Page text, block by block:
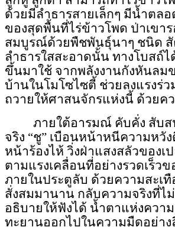
ด้วยมีลำธารสายเล็กๆ มีน้ำตล
ของสุดพื้นที่ไร่ข้าวโพด ป่าเขา
สมบูรณ์ด้วยพืชพันธุ์นาๆ ชนิด
ลำธารใสสะอาดนั้น ทางโบสถ์
ขึ้นมาใช้ จากพลังงานกังหันล
บ้านในโมโซไซตี้ ช่วยลงแรงร่ว
ถวายให้ศาสนจักรแห่งนี้ ด้วยค
ภายใต้อารมณ์ คับคั่ง สับ
จริง “ชู” เบือนหน้าหนีความหวั
หน้าร้องไห้ วิ่งฝ่าแสงสลัวของเ
ตามแรงเคลื่อนที่อย่างรวดเร็วข
ภายในประตูลับ ด้วยความสะเ
สั่งสมมานาน กลับความจริงที่ไ
อธิบายให้ฟังได้ น้ำตาแห่งควา
ทะยานออกไปในความมืดอย่า